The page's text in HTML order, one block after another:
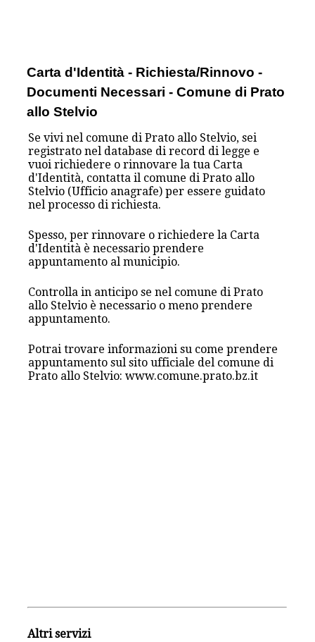
Carta d'Identità - Richiesta/Rinnovo -
Documenti Necessari - Comune di Prato
allo Stelvio
Se vivi nel comune di Prato allo Stelvio, sei
registrato nel database di record di legge e
vuoi richiedere o rinnovare la tua Carta
d'Identità, contatta il comune di Prato allo
Stelvio (Ufficio anagrafe) per essere guidato
nel processo di richiesta.
Spesso, per rinnovare o richiedere la Carta
d'Identità è necessario prendere
appuntamento al municipio.
Controlla in anticipo se nel comune di Prato
allo Stelvio è necessario o meno prendere
appuntamento.
Potrai trovare informazioni su come prendere
appuntamento sul sito ufficiale del comune di
Prato allo Stelvio: www.comune.prato.bz.it
Altri servizi